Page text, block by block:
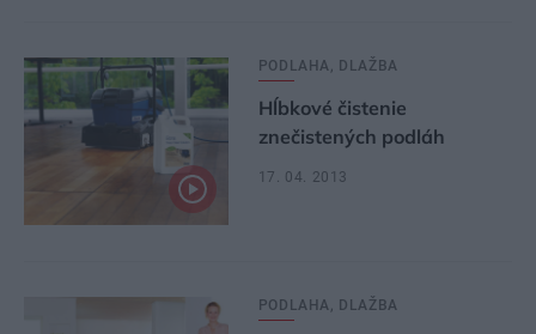
PODLAHA, DLAŽBA
Hĺbkové čistenie
znečistených podláh
17. 04. 2013
PODLAHA, DLAŽBA